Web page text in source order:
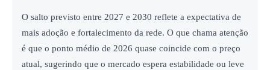
O salto previsto entre 2027 e 2030 reflete a expectativa de
mais adoção e fortalecimento da rede. O que chama atenção
é que o ponto médio de 2026 quase coincide com o preço
atual, sugerindo que o mercado espera estabilidade ou leve